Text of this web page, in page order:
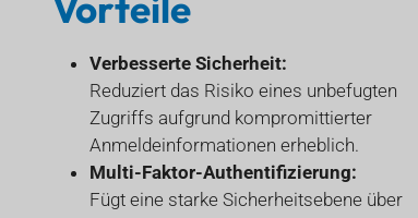
Verbesserte Sicherheit:
Reduziert das Risiko eines unbefugten
Zugriffs aufgrund kompromittierter
Anmeldeinformationen erheblich.
Multi-Faktor-Authentifizierung:
Fügt eine starke Sicherheitsebene über